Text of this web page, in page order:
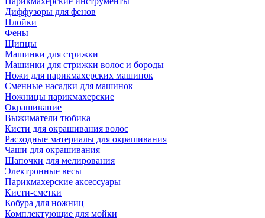
Диффузоры для фенов
Плойки
Фены
Щипцы
Машинки для стрижки
Машинки для стрижки волос и бороды
Ножи для парикмахерских машинок
Сменные насадки для машинок
Ножницы парикмахерские
Окрашивание
Выжиматели тюбика
Кисти для окрашивания волос
Расходные материалы для окрашивания
Чаши для окрашивания
Шапочки для мелирования
Электронные весы
Парикмахерские аксессуары
Кисти-сметки
Кобура для ножниц
Комплектующие для мойки